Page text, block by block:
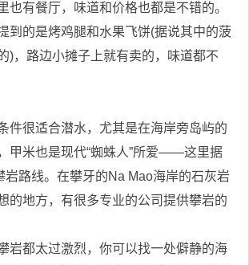
有餐厅，味道和价格也都是不错的。
到的是烤鸡腿和水果飞饼(据说其中的菠
)，路边小摊子上就有卖的，味道都不
很适合潜水，尤其是在海岸旁岛屿的
甲米也是现代“蜘蛛人”所爱——这里据
岩路线。在攀牙的Na Mao海岸的石灰岩
的地方，有很多专业的公司提供攀岩的
都太过激烈，你可以找一处僻静的海